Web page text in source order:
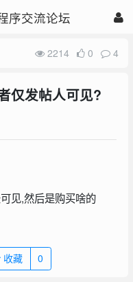
序交流论坛
2214 0 4
仅发帖人可见?
见,然后是购买啥的
收藏 0